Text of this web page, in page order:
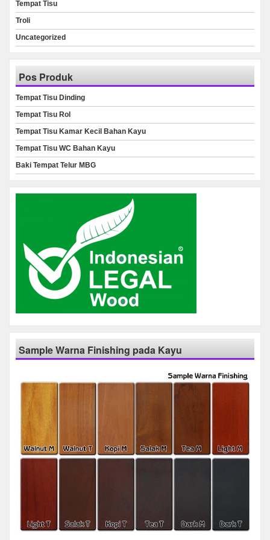
Tempat Tisu
Troli
Uncategorized
Pos Produk
Tempat Tisu Dinding
Tempat Tisu Rol
Tempat Tisu Kamar Kecil Bahan Kayu
Tempat Tisu WC Bahan Kayu
Baki Tempat Telur MBG
Sample Warna Finishing pada Kayu